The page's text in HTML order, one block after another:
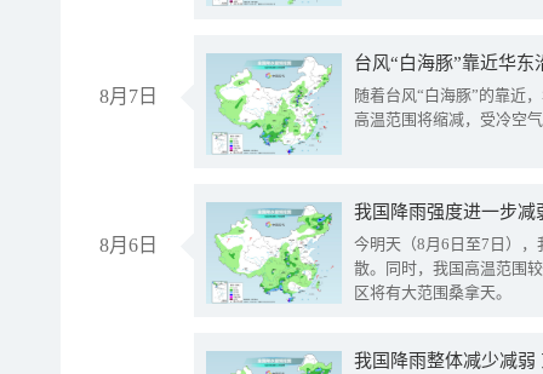
8月7日
台风“白海豚”靠近华
随着台风“白海豚”的靠近
高温范围将缩减，受冷空
8月6日
今明天（8月6日至7日）
散。同时，我国高温范围
区将有大范围桑拿天。
我国降雨整体减少减弱